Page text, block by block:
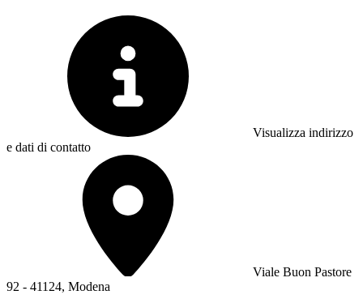
Visualizza indirizzo
e dati di contatto
Viale Buon Pastore
92 - 41124, Modena